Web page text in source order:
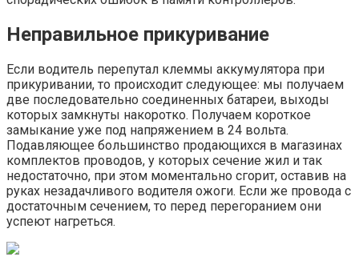
Неправильное прикуривание
Если водитель перепутал клеммы аккумулятора при
прикуривании, то происходит следующее: мы получаем
две последовательно соединенных батареи, выходы
которых замкнуты накоротко. Получаем короткое
замыкание уже под напряжением в 24 вольта.
Подавляющее большинство продающихся в магазинах
комплектов проводов, у которых сечение жил и так
недостаточно, при этом моментально сгорит, оставив на
руках незадачливого водителя ожоги. Если же провода с
достаточным сечением, то перед перегоранием они
успеют нагреться.